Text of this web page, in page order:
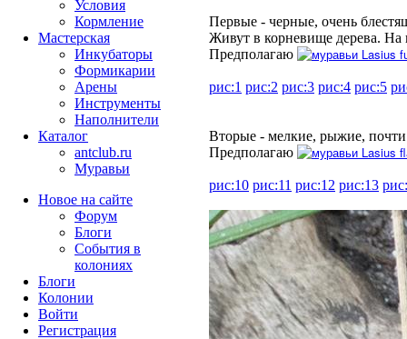
Первые - черные, очень
Живут в корневище дерева. На
Предполагаю
Lasius
рис:1 рис:2 рис:3 рис:4 рис:5
Вторые - мелкие, рыжие, почти
Предполагаю
Lasius
рис:10 рис:11 рис:12 рис:13
Условия
Кормление
Мастерская
Инкубаторы
Формикарии
Арены
Инструменты
Наполнители
Каталог
antclub.ru
Муравьи
Новое на сайте
Форум
Блоги
События в
колониях
Блоги
Колонии
Войти
Peгиcтpaция